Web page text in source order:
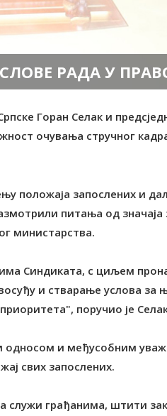
РАДА У
Горан Селак и
очувања стручног
положаја запослених и
питања од
министарства.
Синдиката, с циљем
и стварање услова за
поручио је
односом и међусобним
свих запослених.
служи грађанима, штити